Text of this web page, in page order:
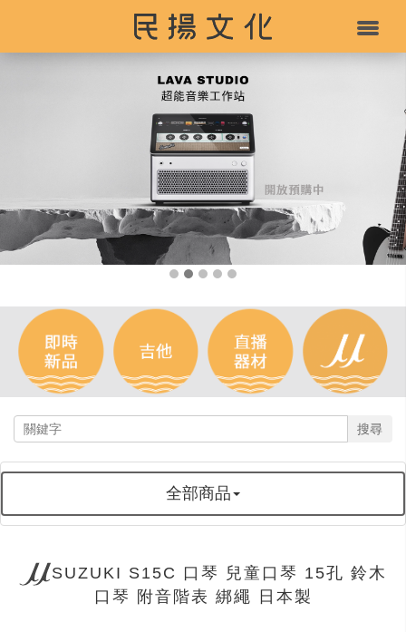
搜尋
全部商品
SUZUKI S15C 口琴 兒童口琴 15孔 鈴木
口琴 附音階表 綁繩 日本製